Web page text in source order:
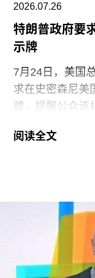
2026.07.26
特朗普政府要
示牌
7月24日，美国
求在史密森尼美
牌，提醒公众该
持续针对史密森
扬“美国的伟大”
其中，美国国
的主要目标。
告中，政府指责
阅读全文